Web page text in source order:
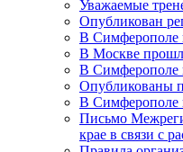
Уважаемые
Опубликован
В Симферополе
В Москве
В Симферополе
Опубликованы
В Симферополе
Письмо
крае в связи с